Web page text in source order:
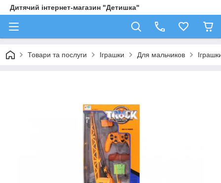
Дитячий інтернет-магазин "Детишка"
Товари та послуги Іграшки Для мальчиков